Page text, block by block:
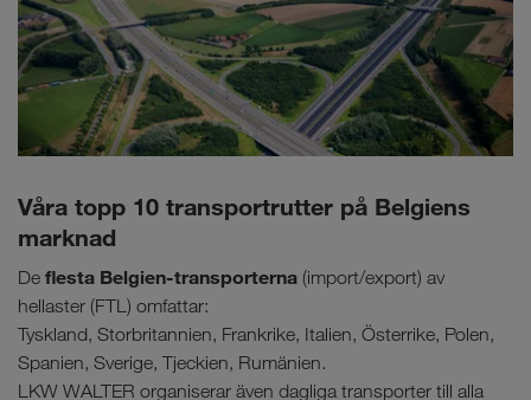
Våra topp 10 transportrutter på Belgiens
marknad
De flesta Belgien-transporterna (import/export) av
hellaster (FTL) omfattar:
Tyskland, Storbritannien, Frankrike, Italien, Österrike, Polen,
Spanien, Sverige, Tjeckien, Rumänien.
LKW WALTER organiserar även dagliga transporter till alla